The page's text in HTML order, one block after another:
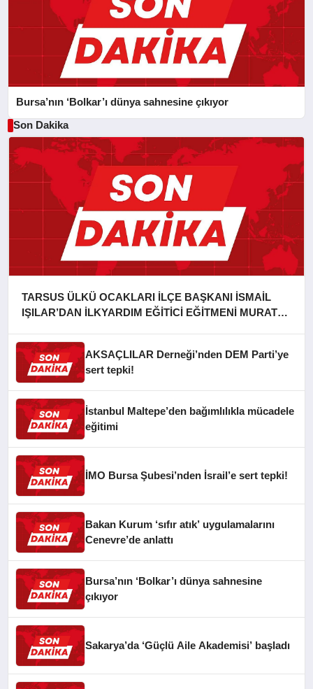
Bursa’nın ‘Bolkar’ı dünya sahnesine çıkıyor
Son Dakika
TARSUS ÜLKÜ OCAKLARI İLÇE BAŞKANI İSMAİL
IŞILAR’DAN İLKYARDIM EĞİTİCİ EĞİTMENİ MURAT
AKSAÇLILAR Derneği’nden DEM Parti’ye
sert tepki!
İstanbul Maltepe’den bağımlılıkla mücadele
eğitimi
İMO Bursa Şubesi’nden İsrail’e sert tepki!
Bakan Kurum ‘sıfır atık’ uygulamalarını
Cenevre’de anlattı
Bursa’nın ‘Bolkar’ı dünya sahnesine
çıkıyor
Sakarya’da ‘Güçlü Aile Akademisi’ başladı